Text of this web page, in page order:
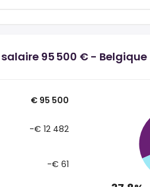
95 500 € - Belgique
€ 95 500
-€ 12 482
-€ 61